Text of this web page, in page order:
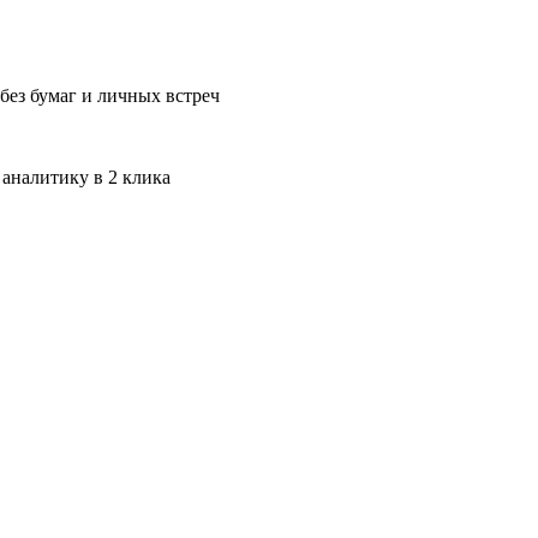
бумаг и личных встреч
в 2 клика